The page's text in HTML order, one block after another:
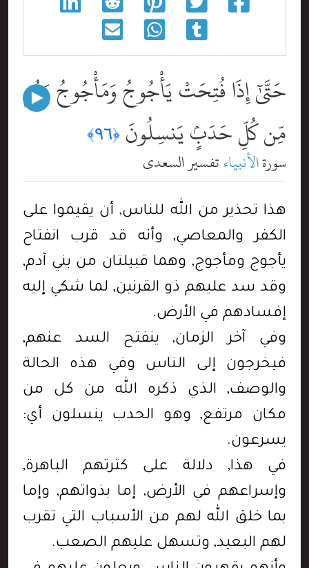
حَتَّىٰٓ إِذَا فُتِحَتْ يَأْجُوجُ وَمَأْجُوجُ وَهُم
مِّن كُلِّ حَدَبٍۢ يَنسِلُونَ ﴿٩٦﴾
سورةالأنبياءتفسير السعدي
هذا تحذير من الله للناس, أن يقيموا على
الكفر والمعاصي, وأنه قد قرب انفتاح
يأجوج ومأجوج, وهما قبيلتان من بني آدم,
وقد سد عليهم ذو القرنين, لما شكي إليه
إفسادهم في الأرض.
وفي آخر الزمان, ينفتح السد عنهم,
فيخرجون إلى الناس وفي هذه الحالة
والوصف, الذي ذكره الله من كل من
مكان مرتفع, وهو الحدب ينسلون أي:
يسرعون.
في هذا, دلالة على كثرتهم الباهرة,
وإسراعهم في الأرض, إما بذواتهم, وإما
بما خلق الله لهم من الأسباب التي تقرب
لهم البعيد, وتسهل عليهم الصعب.